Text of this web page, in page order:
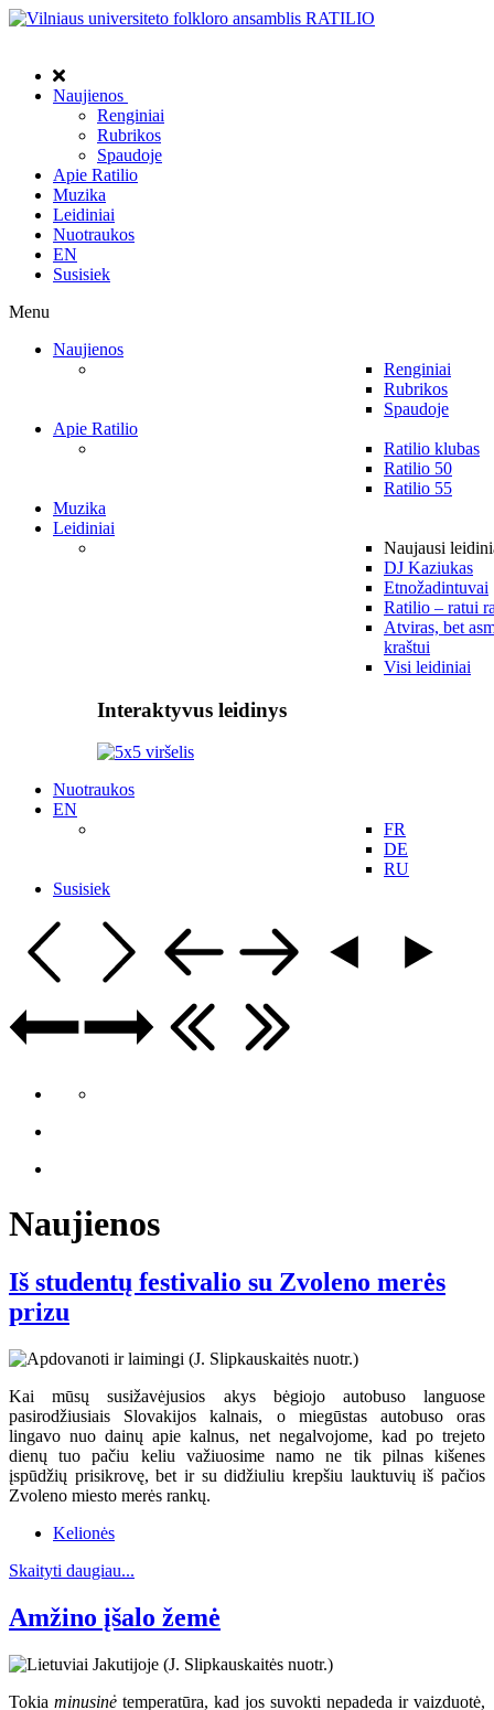
Naujienos
Renginiai
Rubrikos
Spaudoje
Apie Ratilio
Muzika
Leidiniai
Nuotraukos
EN
Susisiek
Menu
Naujienos
Renginiai
Rubrikos
Spaudoje
Apie Ratilio
Ratilio klubas
Ratilio 50
Ratilio 55
Muzika
Leidiniai
Naujausi
DJ Kaziukas
Etnožadintuvai
Ratilio – ratui
Atviras, bet
kraštui
Visi leidiniai
Interaktyvus leidinys
Nuotraukos
EN
FR
DE
RU
Susisiek
Naujienos
Iš studentų festivalio su Zvoleno merės
prizu
Kai mūsų susižavėjusios akys bėgiojo autobuso languose
pasirodžiusiais Slovakijos kalnais, o miegūstas autobuso oras
lingavo nuo dainų apie kalnus, net negalvojome, kad po trejeto
dienų tuo pačiu keliu važiuosime namo ne tik pilnas kišenes
įspūdžių prisikrovę, bet ir su didžiuliu krepšiu lauktuvių iš pačios
Zvoleno miesto merės rankų.
Kelionės
Skaityti daugiau...
Amžino įšalo žemė
Tokia minusinė temperatūra, kad jos suvokti nepadeda ir vaizduotė,